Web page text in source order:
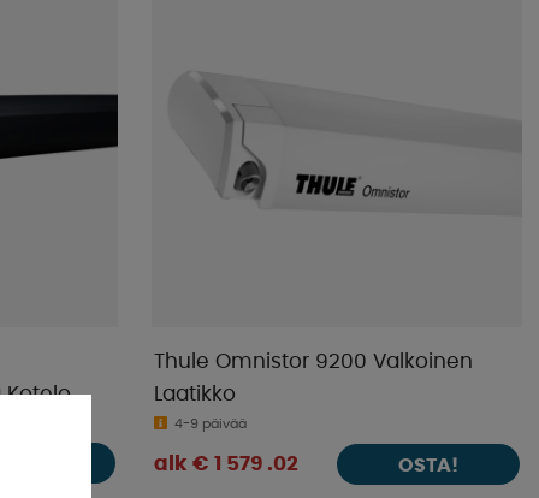
Julkistamispäivä
Kotelo
Thule Omnistor 9200 Valkoinen
Laatikko
4-9 päivää
alk € 1 579 .02 OSTA!